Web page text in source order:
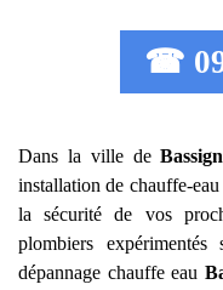
☎ 09
Dans la ville de
installation de chauffe-
la sécurité de vos
plombiers
dépannage chauffe eau